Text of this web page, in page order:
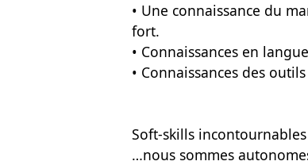
• Une connaissance du
fort.
• Connaissances en
• Connaissances des
Soft-skills
…nous sommes